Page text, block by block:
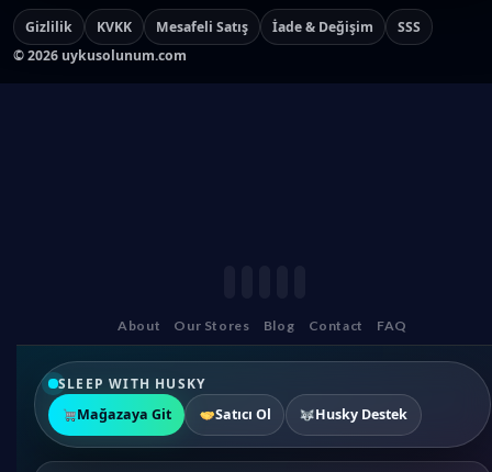
Gizlilik KVKK Mesafeli Satış İade & Değişim
SSS
©2026 uykusolunum.com
About Our Stores Blog Contact FAQ
SLEEP WITH HUSKY
Mağazaya Git
Satıcı Ol Husky Destek